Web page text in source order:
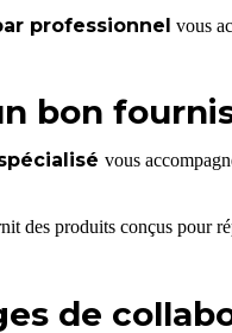
professionnel vous
bon
vous
des produits conçus pour
de